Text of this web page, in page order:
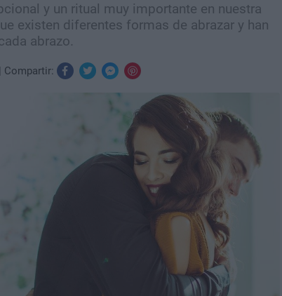
y un ritual muy importante en nuestra
existen diferentes formas de abrazar y han
abrazo.
Compartir: